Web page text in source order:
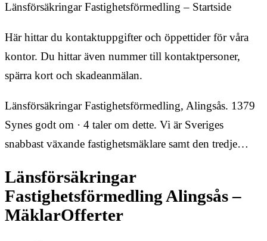
Länsförsäkringar Fastighetsförmedling – Startside
Här hittar du kontaktuppgifter och öppettider för våra
kontor. Du hittar även nummer till kontaktpersoner,
spärra kort och skadeanmälan.
Länsförsäkringar Fastighetsförmedling, Alingsås. 1379
Synes godt om · 4 taler om dette. Vi är Sveriges
snabbast växande fastighetsmäklare samt den tredje…
Länsförsäkringar
Fastighetsförmedling Alingsås –
MäklarOfferter